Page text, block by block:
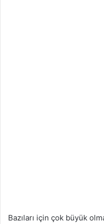
Bazıları için çok büyük